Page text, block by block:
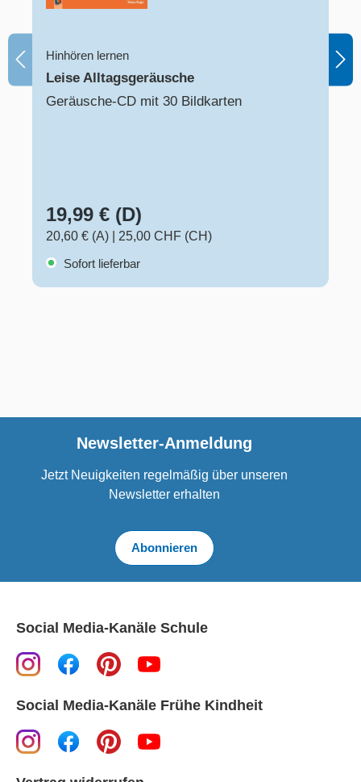
Hinhören lernen
Leise Alltagsgeräusche
Geräusche-CD mit 30 Bildkarten
19,99 € (D)
20,60 € (A)
25,00 CHF (CH)
Sofort lieferbar
Newsletter-Anmeldung
Jetzt Neuigkeiten regelmäßig über unseren
Newsletter erhalten
Abonnieren
Social Media-Kanäle Schule
Social Media-Kanäle Frühe Kindheit